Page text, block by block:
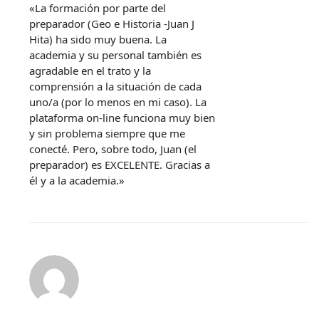
«La formación por parte del
preparador (Geo e Historia -Juan J
Hita) ha sido muy buena. La
academia y su personal también es
agradable en el trato y la
comprensión a la situación de cada
uno/a (por lo menos en mi caso). La
plataforma on-line funciona muy bien
y sin problema siempre que me
conecté. Pero, sobre todo, Juan (el
preparador) es EXCELENTE. Gracias a
él y a la academia.»